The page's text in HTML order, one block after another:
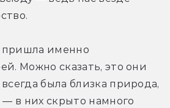
пришла именно
Можно сказать, это они
была близка природа,
— в них скрыто намного